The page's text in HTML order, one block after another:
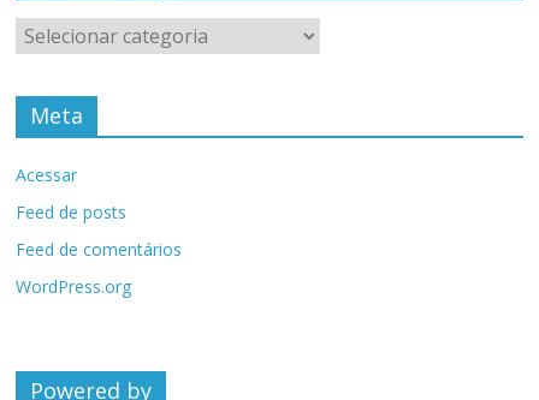
Categorias
Meta
Acessar
Feed de posts
Feed de comentários
WordPress.org
Powered by